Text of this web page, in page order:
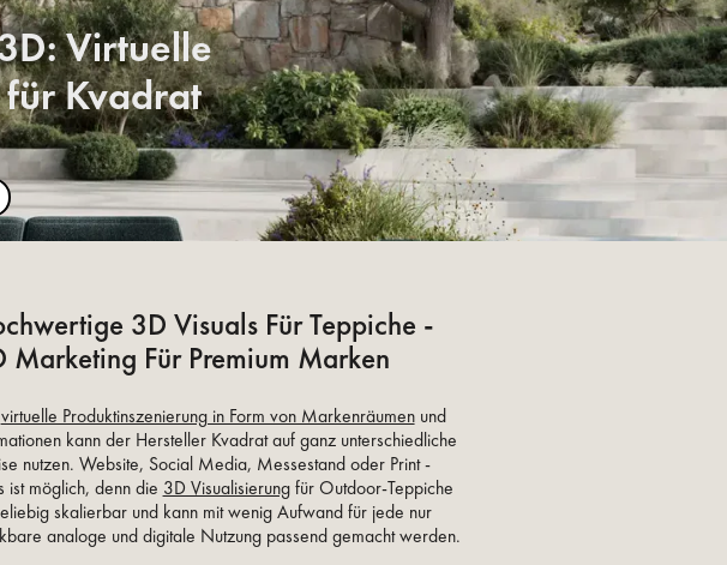
Virtuelle
Kvadrat
3D Visuals Für Teppiche -
Marketing Für Premium Marken
virtuelle Produktinszenierung in Form von Markenräumenund
kann der Hersteller Kvadrat auf ganz unterschiedliche
nutzen. Website, Social Media, Messestand oder Print -
ist möglich, denn die 3D Visualisierungfür Outdoor-Teppiche
skalierbar und kann mit wenig Aufwand für jede nur
analoge und digitale Nutzung passend gemacht werden.